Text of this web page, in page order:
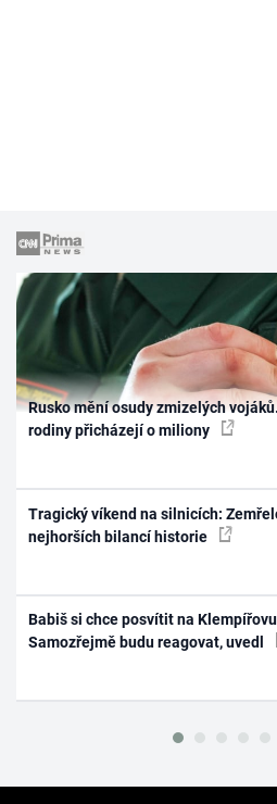
Rusko mění osudy zmizelých
rodiny přicházejí o miliony
Tragický víkend na silnicích:
nejhorších bilancí historie
Babiš si chce posvítit na
Samozřejmě budu reagovat, uvedl